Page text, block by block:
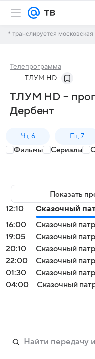
* транслируется
Телепрограмма
ТЛУМ HD
ТЛУМ HD –
Дербент
Чт, 6 Пт, 7
Фильмы Сериалы
Показать
12:10
Сказочный
16:00
Сказочный
19:05
Сказочный
20:10
Сказочный
22:00
Сказочный
01:30
Сказочный
04:00
Сказочный